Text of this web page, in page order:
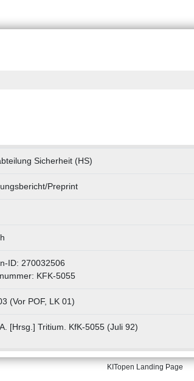
Sicherheit (HS)
Preprint
ID: 270032506
KFK-5055
(Vor POF, LK 01)
[Hrsg.] Tritium. KfK-5055 (Juli 92)
KITopen Landing Page